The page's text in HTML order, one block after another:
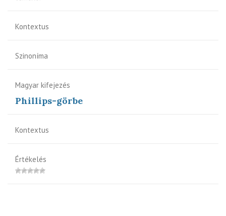
Kontextus
Szinoníma
Magyar kifejezés
Phillips-görbe
Kontextus
Értékelés